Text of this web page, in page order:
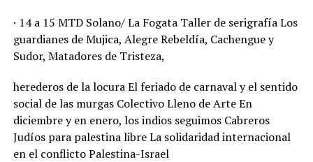
· 14 a 15 MTD Solano/ La Fogata Taller de serigrafía Los
guardianes de Mujica, Alegre Rebeldía, Cachengue y
Sudor, Matadores de Tristeza,
herederos de la locura El feriado de carnaval y el sentido
social de las murgas Colectivo Lleno de Arte En
diciembre y en enero, los indios seguimos Cabreros
Judíos para palestina libre La solidaridad internacional
en el conflicto Palestina-Israel